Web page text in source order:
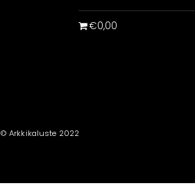
€0,00
© Arkkikaluste 2022